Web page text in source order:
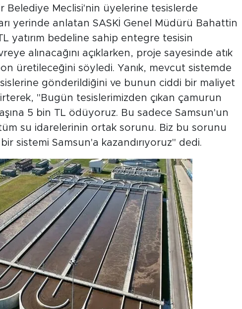
Belediye Meclisi'nin üyelerine tesislerde
yerinde anlatan SASKİ Genel Müdürü Bahattin
yatırım bedeline sahip entegre tesisin
alınacağını açıklarken, proje sayesinde atık
üretileceğini söyledi. Yanık, mevcut sistemde
gönderildiğini ve bunun ciddi bir maliyet
"Bugün tesislerimizden çıkan çamurun
5 bin TL ödüyoruz. Bu sadece Samsun'un
su idarelerinin ortak sorunu. Biz bu sorunu
sistemi Samsun'a kazandırıyoruz" dedi.